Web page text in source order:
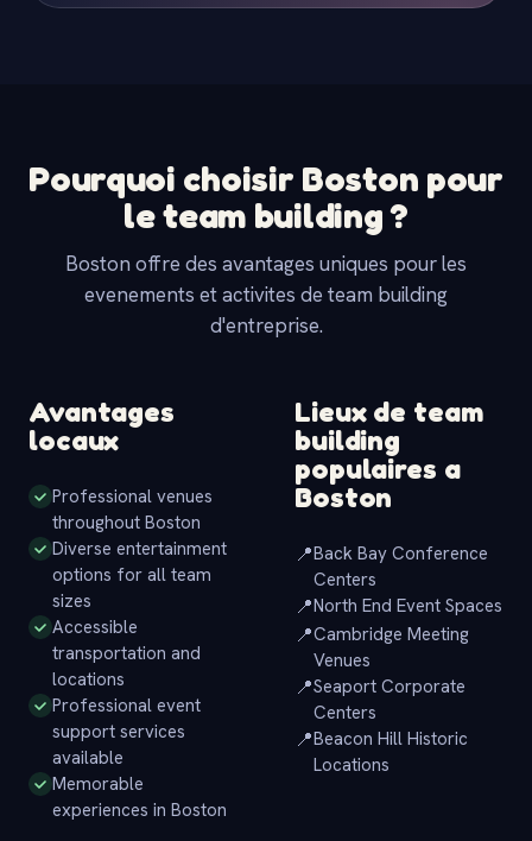
Pourquoi choisir Boston pour
le team building ?
Boston offre des avantages uniques pour les
evenements et activites de team building
d'entreprise.
Avantages
locaux
Professional venues
throughout Boston
Diverse entertainment
options for all team
sizes
Accessible
transportation and
locations
Professional event
support services
available
Memorable
experiences in Boston
Lieux de team
building
populaires a
Boston
📍Back Bay Conference
Centers
📍North End Event Spaces
📍Cambridge Meeting
Venues
📍Seaport Corporate
Centers
📍Beacon Hill Historic
Locations